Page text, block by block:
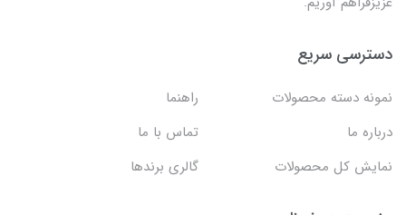
دسترسی سریع
نمونه دسته محصولات
راهنما
درباره ما
تماس با ما
نمایش کل محصولات
گالری برندها